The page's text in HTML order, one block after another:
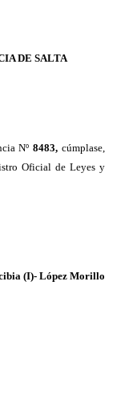
DE SALTA
Nº8483,cúmplase,
Oficial de Leyes y
(I)- López Morillo